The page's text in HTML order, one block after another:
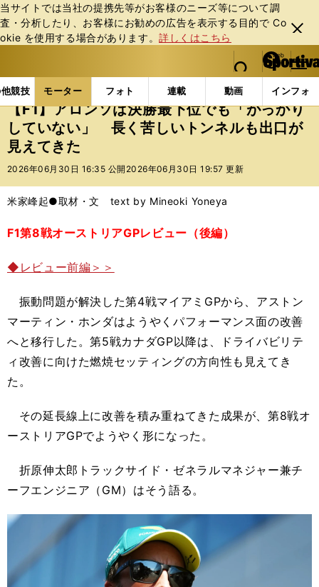
当サイトでは当社の提携先等がお客様のニーズ等について調
査・分析したり、お客様にお勧めの広告を表⽰する⽬的で Co
okie を使⽤する場合があります。詳しくはこちら
閉じ
る
web Sportiva (webスポルティーバ)
検索
マイペ
ー
ジ
メニュ
競技 モーター フォト 連載 動画 インフォ
b
ス
ポ
ル
テ
ー
バ
モーターの記事一覧 モーター F1 【F1】アロン
【F1】アロンソは決勝最下位でも「がっかり
していない」 長く苦しいトンネルも出口が
見えてきた
2026年06月30日 16:35 公開 2026年06月30日 19:57 更新
米家峰起●取材・文 text by Mineoki Yoneya
F1第8戦オーストリアGPレビュー（後編）
◆レビュー前編＞＞
振動問題が解決した第4戦マイアミGPから、アストン
マーティン・ホンダはようやくパフォーマンス面の改善
へと移行した。第5戦カナダGP以降は、ドライバビリテ
ィ改善に向けた燃焼セッティングの方向性も見えてき
た。
その延長線上に改善を積み重ねてきた成果が、第8戦オ
ーストリアGPでようやく形になった。
折原伸太郎トラックサイド・ゼネラルマネジャー兼チ
ーフエンジニア（GM）はそう語る。